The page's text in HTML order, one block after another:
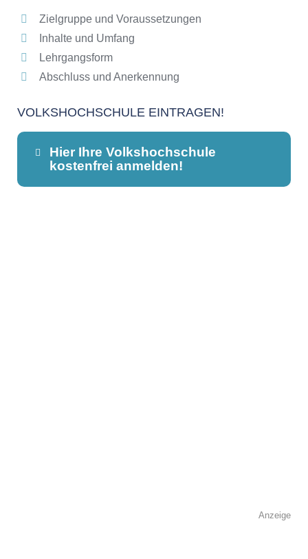
Zielgruppe und Voraussetzungen
Inhalte und Umfang
Lehrgangsform
Abschluss und Anerkennung
VOLKSHOCHSCHULE EINTRAGEN!
Hier Ihre Volkshochschule
kostenfrei anmelden!
Anzeige